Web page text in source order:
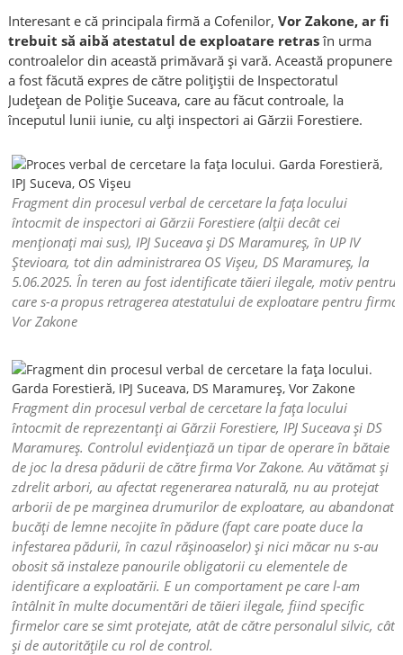
Interesant e că principala firmă a Cofenilor, Vor Zakone, ar fi
trebuit să aibă atestatul de exploatare retrasîn urma
controalelor din această primăvară și vară. Această propunere
a fost făcută expres de către polițiștii de Inspectoratul
Județean de Poliție Suceava, care au făcut controale, la
începutul lunii iunie, cu alți inspectori ai Gărzii Forestiere.
Fragment din procesul verbal de cercetare la fața locului
întocmit de inspectori ai Gărzii Forestiere (alții decât cei
menționați mai sus), IPJ Suceava și DS Maramureș, în UP IV
Ștevioara, tot din administrarea OS Vișeu, DS Maramureș, la
5.06.2025. În teren au fost identificate tăieri ilegale, motiv pentru
care s-a propus retragerea atestatului de exploatare pentru firma
Vor Zakone
Fragment din procesul verbal de cercetare la fața locului
întocmit de reprezentanți ai Gărzii Forestiere, IPJ Suceava și DS
Maramureș. Controlul evidențiază un tipar de operare în bătaie
de joc la dresa pădurii de către firma Vor Zakone. Au vătămat și
zdrelit arbori, au afectat regenerarea naturală, nu au protejat
arborii de pe marginea drumurilor de exploatare, au abandonat
bucăți de lemne necojite în pădure (fapt care poate duce la
infestarea pădurii, în cazul rășinoaselor) și nici măcar nu s-au
obosit să instaleze panourile obligatorii cu elementele de
identificare a exploatării. E un comportament pe care l-am
întâlnit în multe documentări de tăieri ilegale, fiind specific
firmelor care se simt protejate, atât de către personalul silvic, cât
și de autoritățile cu rol de control.